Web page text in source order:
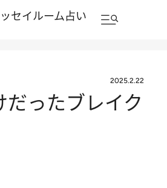
セイルーム占い
2025.2.22
ったブレイク